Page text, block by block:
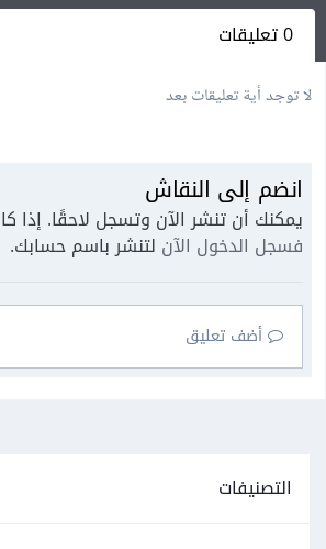
0 تعليقات
لا توجد أية تعليقات بعد
انضم إلى النقاش
يمكنك أن تنشر الآن وتسجل لاحقًا. إذا
فسجل الدخول الآن لتنشر باسم حسابك.
أضف تعليق
التصنيفات